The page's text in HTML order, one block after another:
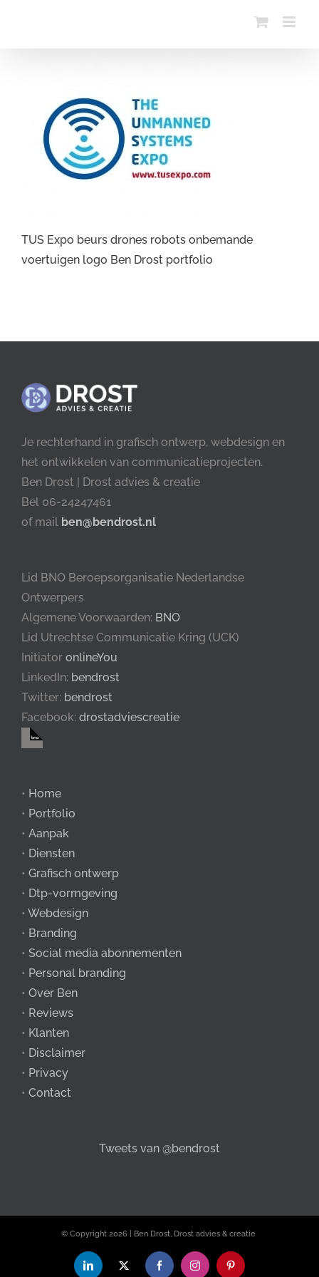
TUS Expo beurs drones robots onbemande
voertuigen logo Ben Drost portfolio
Je rechterhand in grafisch ontwerp, webdesign en
het ontwikkelen van communicatieprojecten.
Ben Drost | Drost advies & creatie
Bel 06-24247461
of mail ben@bendrost.nl
Lid BNO Beroepsorganisatie Nederlandse
Ontwerpers
Algemene Voorwaarden: BNO
Lid Utrechtse Communicatie Kring (UCK)
Initiator onlineYou
LinkedIn: bendrost
Twitter: bendrost
Facebook: drostadviescreatie
• Home
• Portfolio
• Aanpak
• Diensten
• Grafisch ontwerp
• Dtp-vormgeving
• Webdesign
• Branding
• Social media abonnementen
• Personal branding
• Over Ben
• Reviews
• Klanten
• Disclaimer
• Privacy
• Contact
Tweets van @bendrost
© Copyright 2026 | Ben Drost, Drost advies & creatie
LinkedInX FacebookInstagramPinterest